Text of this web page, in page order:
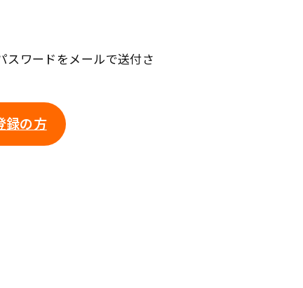
スワードをメールで送付さ
録の方